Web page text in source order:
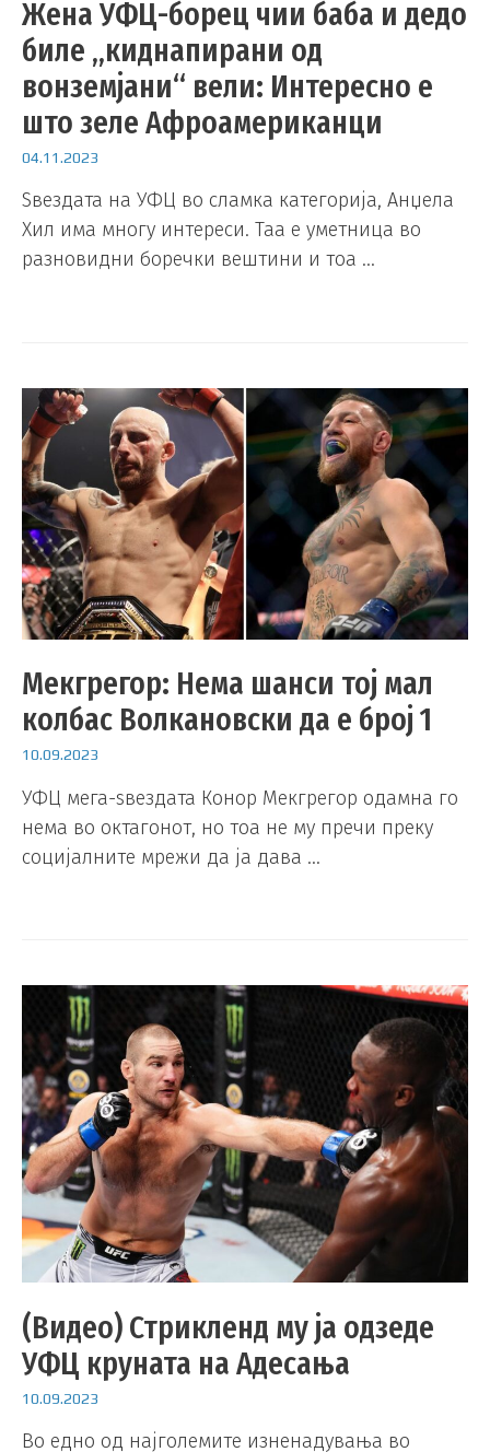
Жена УФЦ-борец чии баба и дедо
биле „киднапирани од
вонземјани“ вели: Интересно е
што зеле Афроамериканци
04.11.2023
Ѕвездата на УФЦ во сламка категорија, Анџела
Хил има многу интереси. Таа е уметница во
разновидни боречки вештини и тоа …
Мекгрегор: Нема шанси тој мал
колбас Волкановски да е број 1
10.09.2023
УФЦ мега-ѕвездата Конор Мекгрегор одамна го
нема во октагонот, но тоа не му пречи преку
социјалните мрежи да ја дава …
(Видео) Стрикленд му ја одзеде
УФЦ круната на Адесања
10.09.2023
Во едно од најголемите изненадувања во